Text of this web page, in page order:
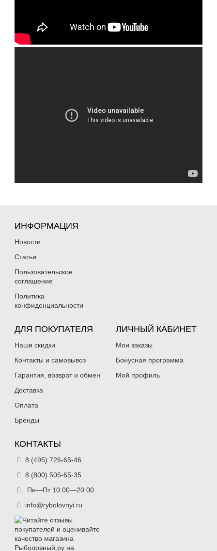
ИНФОРМАЦИЯ
Новости
Статьи
Пользовательское
соглашение
Политика
конфиденциальности
ДЛЯ ПОКУПАТЕЛЯ
Наши скидки
Контакты и самовывоз
Гарантия, возврат и обмен
Доставка
Оплата
Бренды
ЛИЧНЫЙ КАБИНЕТ
Мои заказы
Бонусная программа
Мой профиль
КОНТАКТЫ
8 (495) 726-65-46
8 (800) 505-65-35
Пн—Пт 10.00—20.00
info@rybolovnyi.ru